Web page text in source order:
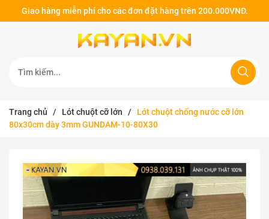
Giao hàng miễn phí cho các đơn đặt hàng trên 200.000VNĐ.
Trang chủ / Lót chuột cỡ lớn /
Lót chuột chống nước cỡ lớn
80x30cm dày 3mm GUNDAM-10-80X30